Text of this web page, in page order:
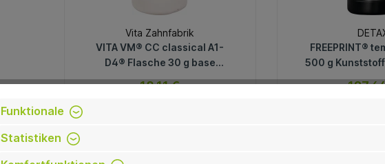
Vita Zahnfabrik
VITA VM® CC classical A1-
D4® Flasche 30 g base
dentine A3
18,11 €
FREEPRINT®
500 g
Funktionale
Statistiken